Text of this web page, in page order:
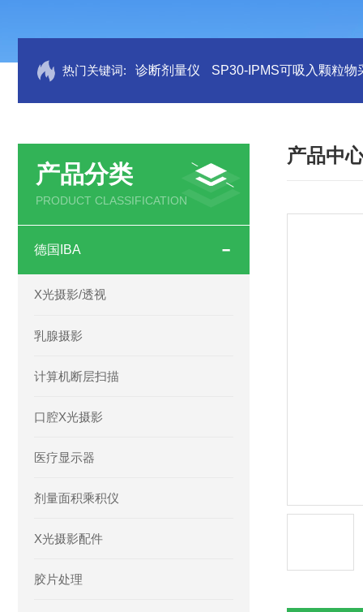
热门关键词: 诊断剂量仪 SP30-IPMS可吸入颗粒物
产品分类
PRODUCT CLASSIFICATION
德国IBA
X光摄影/透视
乳腺摄影
计算机断层扫描
口腔X光摄影
医疗显示器
剂量面积乘积仪
X光摄影配件
胶片处理
产品中